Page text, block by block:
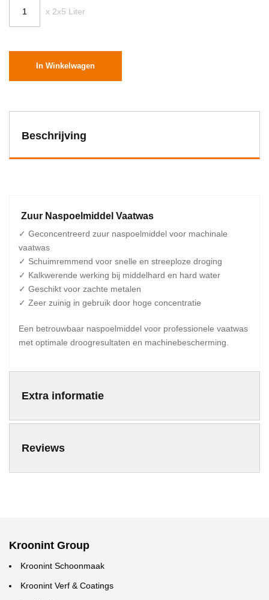
x 2x5 Liter
In Winkelwagen
Beschrijving
Zuur Naspoelmiddel Vaatwas
✓ Geconcentreerd zuur naspoelmiddel voor machinale
vaatwas
✓ Schuimremmend voor snelle en streeploze droging
✓ Kalkwerende werking bij middelhard en hard water
✓ Geschikt voor zachte metalen
✓ Zeer zuinig in gebruik door hoge concentratie
Een betrouwbaar naspoelmiddel voor professionele vaatwas
met optimale droogresultaten en machinebescherming.
Extra informatie
Reviews
Kroonint Group
Kroonint Schoonmaak
Kroonint Verf & Coatings